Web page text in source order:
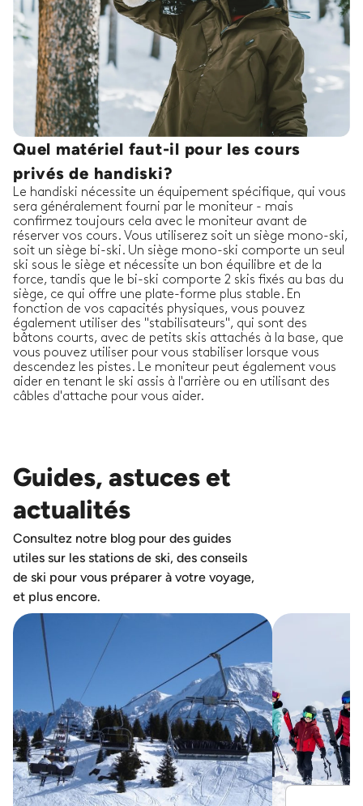
Quel matériel faut-il pour les cours
privés de handiski?
Le handiski nécessite un équipement spécifique, qui vous
sera généralement fourni par le moniteur - mais
confirmez toujours cela avec le moniteur avant de
réserver vos cours. Vous utiliserez soit un siège mono-ski,
soit un siège bi-ski. Un siège mono-ski comporte un seul
ski sous le siège et nécessite un bon équilibre et de la
force, tandis que le bi-ski comporte 2 skis fixés au bas du
siège, ce qui offre une plate-forme plus stable. En
fonction de vos capacités physiques, vous pouvez
également utiliser des "stabilisateurs", qui sont des
bâtons courts, avec de petits skis attachés à la base, que
vous pouvez utiliser pour vous stabiliser lorsque vous
descendez les pistes. Le moniteur peut également vous
aider en tenant le ski assis à l'arrière ou en utilisant des
câbles d'attache pour vous aider.
Guides, astuces et
actualités
Consultez notre blog pour des guides
utiles sur les stations de ski, des conseils
de ski pour vous préparer à votre voyage,
et plus encore.